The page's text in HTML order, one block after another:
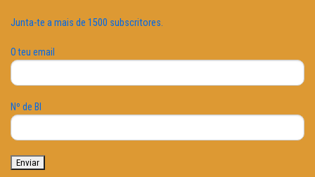
Junta-te a mais de 1500 subscritores.
O teu email
Nº de BI